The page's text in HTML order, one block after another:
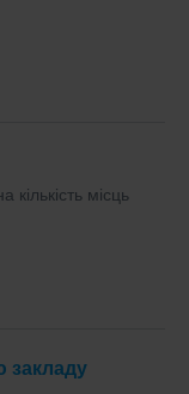
кількість місць
закладу